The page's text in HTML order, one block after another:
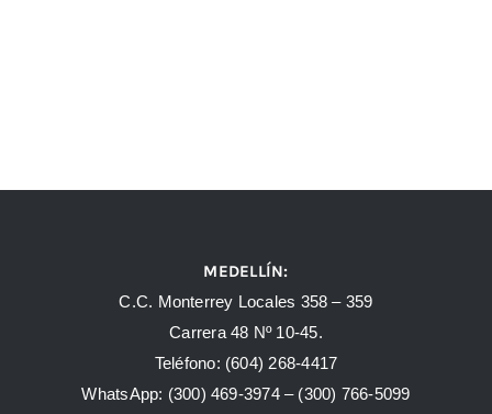
MEDELLÍN:
C.C. Monterrey Locales 358 – 359
Carrera 48 Nº 10-45.
Teléfono: (604) 268-4417
WhatsApp: (300) 469-3974 – (300) 766-5099